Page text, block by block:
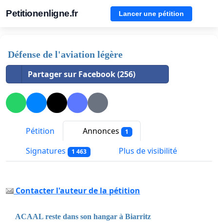
Petitionenligne.fr Lancer une pétition
Défense de l'aviation légère
Partager sur Facebook (256)
Pétition Annonces 1
Signatures 1 463 Plus de visibilité
Contacter l'auteur de la pétition
ACAAL reste dans son hangar à Biarritz